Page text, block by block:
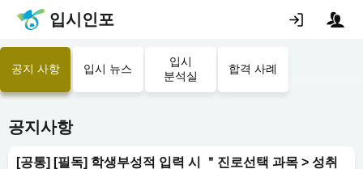
입시인포
공지 사항 입시 뉴스
입시
분석실
합격 사례
공지사항
[공통] [필독] 학생부성적 입력 시 ＂진로선택 과목 > 성취